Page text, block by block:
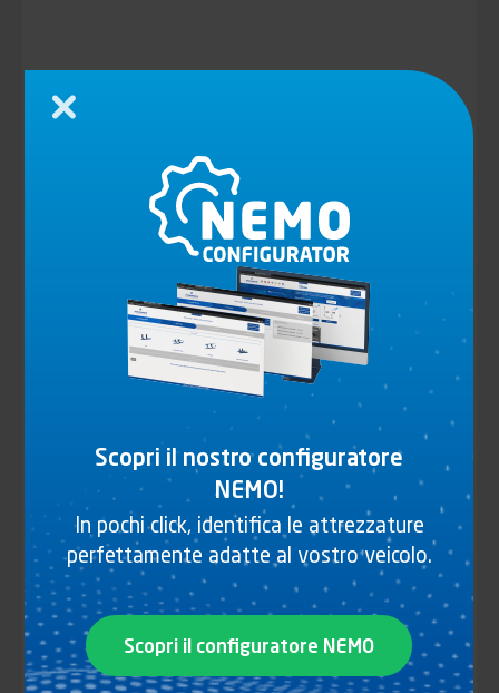
Scopri il nostro configuratore
NEMO!
In pochi click, identifica le attrezzature
perfettamente adatte al vostro veicolo.
Scopri il configuratore NEMO